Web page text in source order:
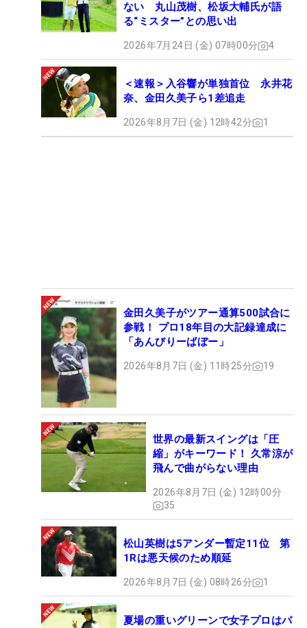
ない 丸山茂樹、松坂大輔氏が語
る“ミスター”との思い出
2026年7月24日 (金) 07時00分 4
＜速報＞入谷響が単独首位 永井花
奈、金田久美子ら1差追走
2026年8月7日 (金) 12時42分 1
金田久美子がツアー通算500試合に
参戦！ プロ18年目の大記録達成に
「あんびりーばぼー」
2026年8月7日 (金) 11時25分 19
世界の最新スイングは「圧
縮」がキーワード！ 久常涼が
飛んで曲がらない理由
2026年8月7日 (金) 12時00分
35
松山英樹は5アンダー暫定11位 第
1Rは悪天候のため順延
2026年8月7日 (金) 08時26分 1
夏場の重いグリーンで女子プロはパ